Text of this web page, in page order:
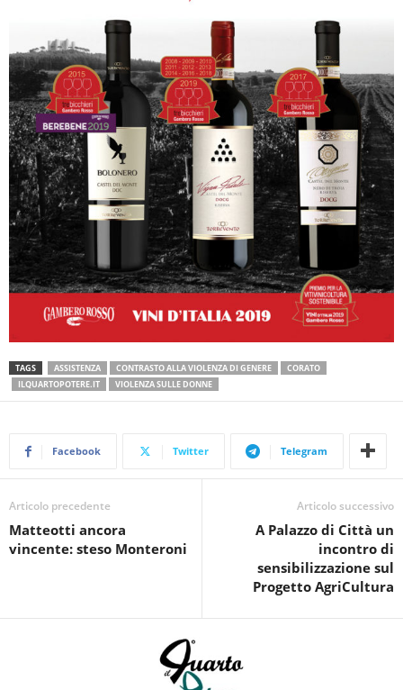
TAGS ASSISTENZA CONTRASTO ALLA VIOLENZA DI GENERE
CORATO
ILQUARTOPOTERE.IT
VIOLENZA SULLE DONNE
Facebook Twitter Telegram
Articolo precedente
Matteotti ancora
vincente: steso Monteroni
Articolo successivo
A Palazzo di Città un
incontro di
sensibilizzazione sul
Progetto AgriCultura